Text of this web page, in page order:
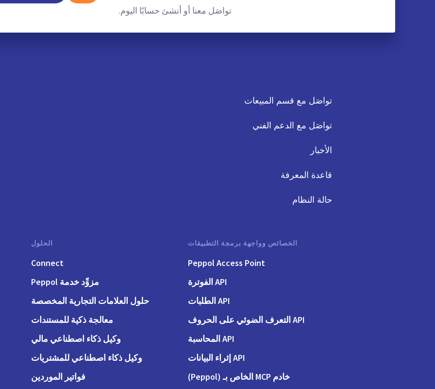
تواصَل معنا أو أنشئ حسابًا اليوم.
تواصَل مع قسم المبيعات
تواصَل مع الدعم الفني
الأخبار
قاعدة المعرفة
حالة النظام
الخصائص وواجهة برمجة التطبيقات
Peppol Access Point
API الفوترة
API الطلبات
API التعرف الضوئي على الحروف
API المحاسبة
API إثراء البيانات
خادم MCP الخاص بـ (Peppol)
الحلول
Connect
مزوِّد خدمة Peppol
حلول العلامات التجارية المخصصة
معالجة ذكية للمستندات
وكيل ذكاء اصطناعي مالي
وكيل ذكاء اصطناعي للمشتريات
فواتير الموردين